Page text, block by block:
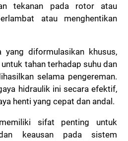
tekanan pada rotor atau
atau menghentikan
yang diformulasikan khusus,
tahan terhadap suhu dan
selama pengereman.
hidraulik ini secara efektif,
henti yang cepat dan andal.
sifat penting untuk
keausan pada sistem